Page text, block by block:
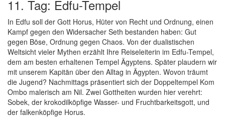
11. Tag: Edfu-Tempel
In Edfu soll der Gott Horus, Hüter von Recht und Ordnung, einen
Kampf gegen den Widersacher Seth bestanden haben: Gut
gegen Böse, Ordnung gegen Chaos. Von der dualistischen
Weltsicht vieler Mythen erzählt Ihre Reiseleiterin im Edfu-Tempel,
dem am besten erhaltenen Tempel Ägyptens. Später plaudern wir
mit unserem Kapitän über den Alltag in Ägypten. Wovon träumt
die Jugend? Nachmittags präsentiert sich der Doppeltempel Kom
Ombo malerisch am Nil. Zwei Gottheiten wurden hier verehrt:
Sobek, der krokodilköpfige Wasser- und Fruchtbarkeitsgott, und
der falkenköpfige Horus.